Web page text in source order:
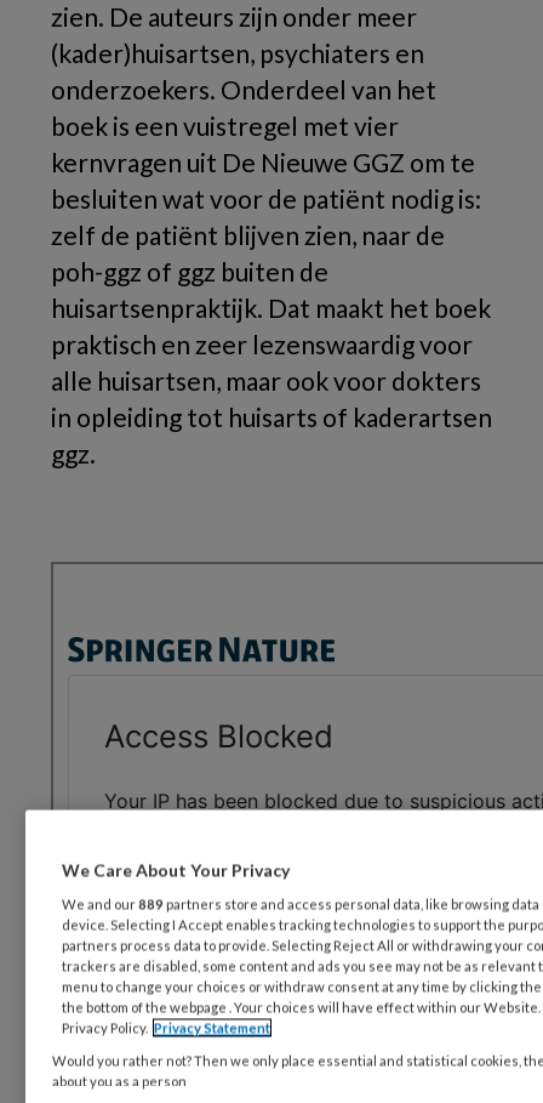
zien. De auteurs zijn onder meer
(kader)huisartsen, psychiaters en
onderzoekers. Onderdeel van het
boek is een vuistregel met vier
kernvragen uit De Nieuwe GGZ om te
besluiten wat voor de patiënt nodig is:
zelf de patiënt blijven zien, naar de
poh-ggz of ggz buiten de
huisartsenpraktijk. Dat maakt het boek
praktisch en zeer lezenswaardig voor
alle huisartsen, maar ook voor dokters
in opleiding tot huisarts of kaderartsen
ggz.
We Care About Your Privacy
We and our889 partners store and access personal data, like browsing
device. Selecting I Accept enables tracking technologies to support the
partners process data to provide. Selecting Reject All or withdrawing your
trackers are disabled, some content and ads you see may not be as relevant
menu to change your choices or withdraw consent at any time by clicking
the bottom of the webpage . Your choices will have effect within our
Privacy Policy. Privacy Statement
Would you rather not? Then we only place essential and statistical cookies,
about you as a person